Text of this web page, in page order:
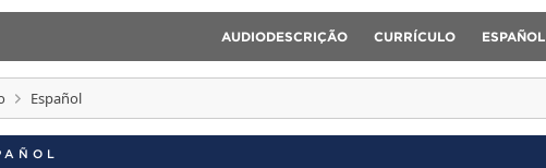
AUDIODESCRIÇÃO CURRÍCULO ESPAÑOL
Español